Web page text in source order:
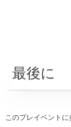
最後に
このプレイベント